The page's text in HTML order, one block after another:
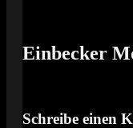
Vox
Einbecker
Schreibe einen